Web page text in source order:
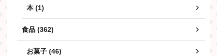
本 (1)
食品 (362)
お菓子 (46)